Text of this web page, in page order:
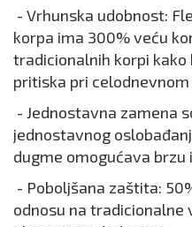
- Vrhunska udobnost:
korpa ima 300% veću
tradicionalnih korpi
pritiska pri
- Jednostavna zamena
jednostavnog
dugme omogućava brzu
- Poboljšana zaštita:
odnosu na tradicionalne